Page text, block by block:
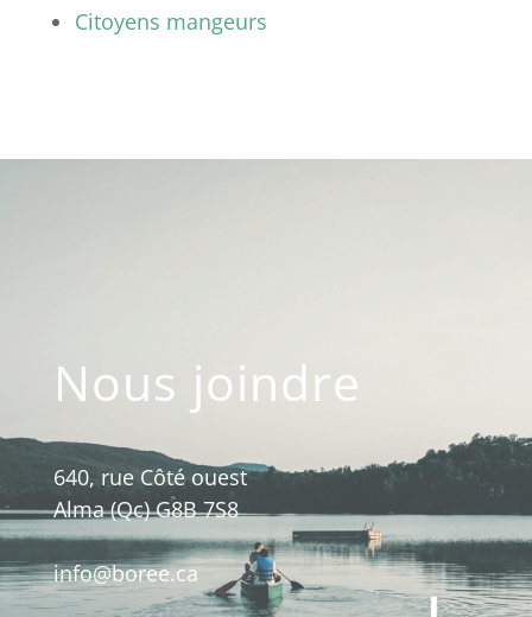
Citoyens mangeurs
Nous joindre
640, rue Côté ouest
Alma (Qc) G8B 7S8
info@boree.ca